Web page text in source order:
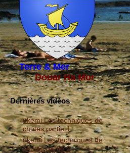
Terre & Mer
Douar Ha Mor
Dernières vidéos
ukemi Les techniques de
chutes partie 1
ukemi Les techniques de
chutes partie 2